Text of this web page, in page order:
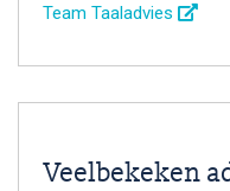
Team Taaladvies
Veelbekeken